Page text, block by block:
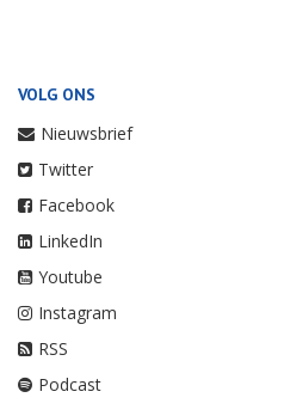
VOLG ONS
Nieuwsbrief
Twitter
Facebook
LinkedIn
Youtube
Instagram
RSS
Podcast